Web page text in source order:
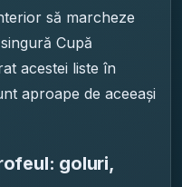
să marcheze
Cupă
acestei liste în
aproape de aceeași
goluri,